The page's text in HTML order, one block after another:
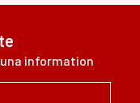
information